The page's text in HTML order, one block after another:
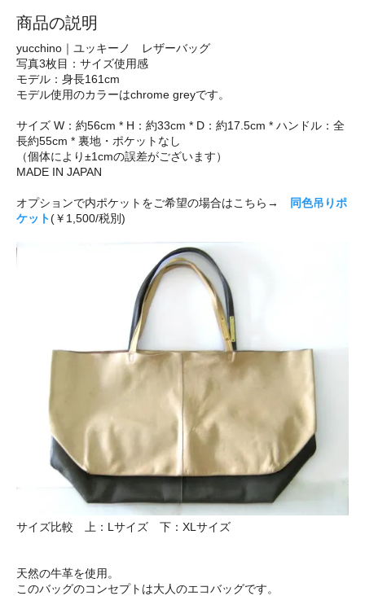
商品の説明
yucchino｜ユッキーノ レザーバッグ
写真3枚目：サイズ使用感
モデル：身長161cm
モデル使用のカラーはchrome greyです。
サイズ W：約56cm * H：約33cm * D：約17.5cm * ハンドル：全
長約55cm * 裏地・ポケットなし
（個体により±1cmの誤差がございます）
MADE IN JAPAN
オプションで内ポケットをご希望の場合はこちら→
同色吊りポ
ケット(￥1,500/税別)
サイズ比較 上：Lサイズ 下：XLサイズ
天然の牛革を使用。
このバッグのコンセプトは大人のエコバッグです。